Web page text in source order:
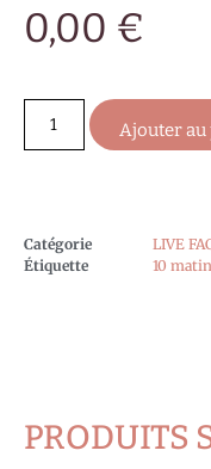
0,00 €
Ajouter au
Catégorie
LIVE
Étiquette
10
PRODUITS